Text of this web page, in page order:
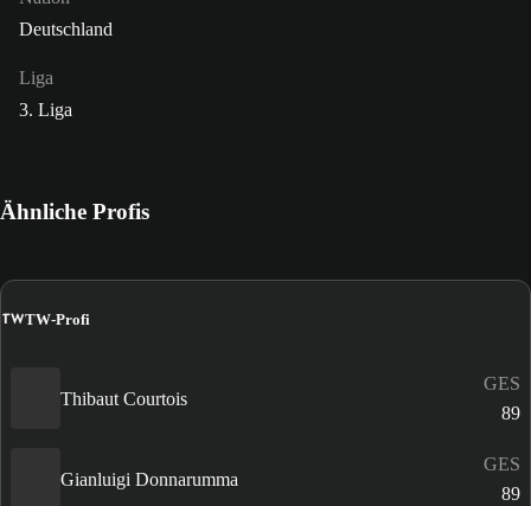
Deutschland
Liga
3. Liga
Ähnliche Profis
TWTW-Profi
Thibaut Courtois
GES
89
Gianluigi Donnarumma
GES
89